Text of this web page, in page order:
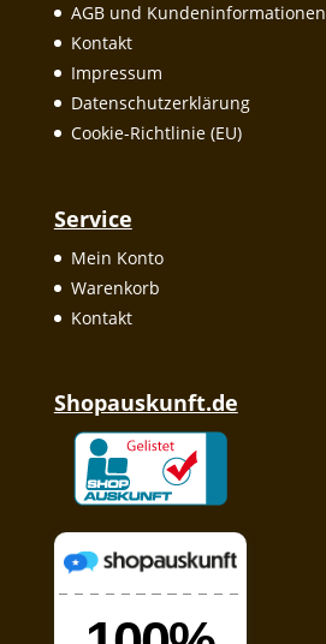
AGB und Kundeninformationen
Kontakt
Impressum
Datenschutzerklärung
Cookie-Richtlinie (EU)
Service
Mein Konto
Warenkorb
Kontakt
Shopauskunft.de